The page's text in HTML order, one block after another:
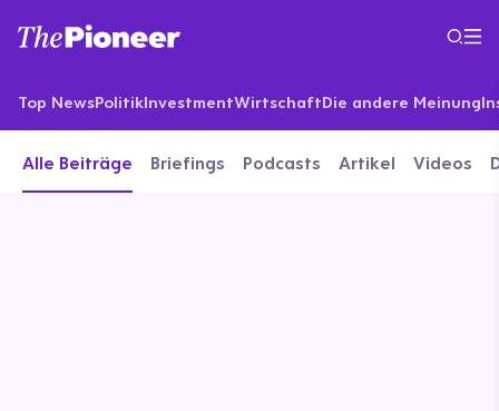
Top NewsPolitikInvestmentWirtschaftDie andere Meinung
Alle Beiträge Briefings Podcasts Artikel Videos